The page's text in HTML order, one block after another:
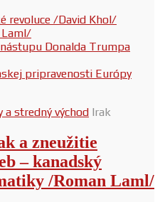
revoluce /David Khol/
Laml/
Donalda Trumpa
pripravenosti Európy
a stredný východ Irak
a zneužitie
– kanadský
/Roman Laml/